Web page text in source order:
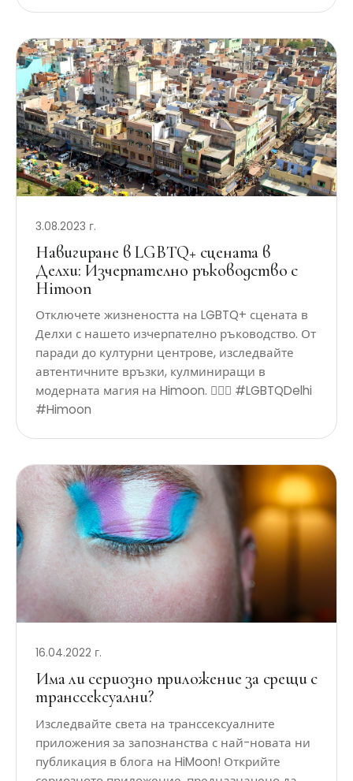
3.08.2023 г.
Навигиране в LGBTQ+ сцената в
Делхи: Изчерпателно ръководство с
Himoon
Отключете жизнеността на LGBTQ+ сцената в
Делхи с нашето изчерпателно ръководство. От
паради до културни центрове, изследвайте
автентичните връзки, кулминиращи в
модерната магия на Himoon. 🏳️‍🌈✨ #LGBTQDelhi
#Himoon
16.04.2022 г.
Има ли сериозно приложение за срещи с
транссексуални?
Изследвайте света на транссексуалните
приложения за запознанства с най-новата ни
публикация в блога на HiMoon! Открийте